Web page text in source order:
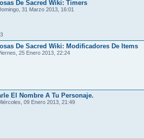
De Sacred Wiki: Timers
31 Marzo 2013, 16:01
De Sacred Wiki: Modificadores De Items
25 Enero 2013, 22:24
El Nombre A Tu Personaje.
09 Enero 2013, 21:49